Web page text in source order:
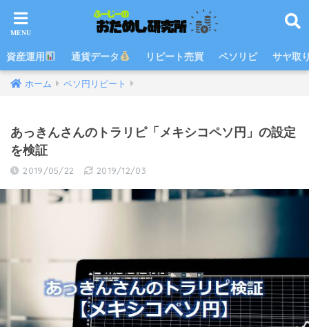
資産運用 通貨データ リピート売買 ペソリピ サヤ取
ホーム ペソ円リピート
あっきんさんのトラリピ「メキシコペソ円」の設定
を検証
2019/05/22 2019/12/03